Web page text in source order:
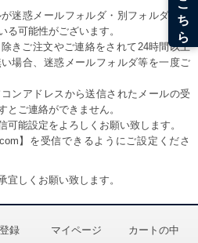
迷惑メールフォルダ・別フォルダ等へ
る可能性がございます。
きご注文やご連絡をされて24時間以上
場合、迷惑メールフォルダ等を一度ご
ンアドレスから送信されたメールの受
とご連絡ができません。
可能設定をよろしくお願い致します。
】を受信できるようにご設定くださ
宜しくお願い致します。
録 マイページ カートの中